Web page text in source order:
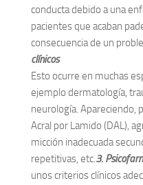
conducta debido a una
pacientes que acaban
consecuencia de un
clínicos
Esto ocurre en muchas
ejemplo dermatología,
neurología. Apareciendo,
Acral por Lamido (DAL),
micción inadecuada
repetitivas, etc.3.
unos criterios clínicos